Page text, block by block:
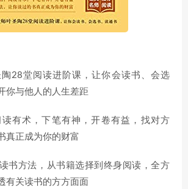
28堂阅读进阶课，让你会读书、会选
你与他人的人生差距
有术，下笔有神，开卷有益，找对方
真正成为你的财富
书方法，从书籍选择到终身阅读，全方
有关读书的方方面面